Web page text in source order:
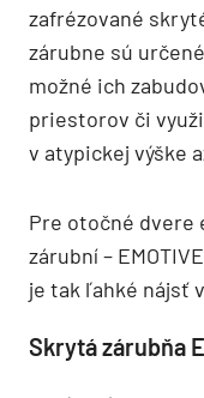
zafrézované
zárubne sú
možné ich
priestorov či
v atypickej výške
Pre otočné dvere
zárubní –
je tak ľahké nájsť
Skrytá zárubňa